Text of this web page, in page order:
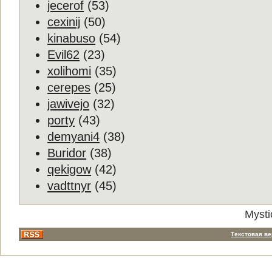
jecerof (53)
cexinij (50)
kinabuso (54)
Evil62 (23)
xolihomi (35)
cerepes (25)
jawivejo (32)
porty (43)
demyani4 (38)
Buridor (38)
qekigow(42)
vadttnyr (45)
Текстовая